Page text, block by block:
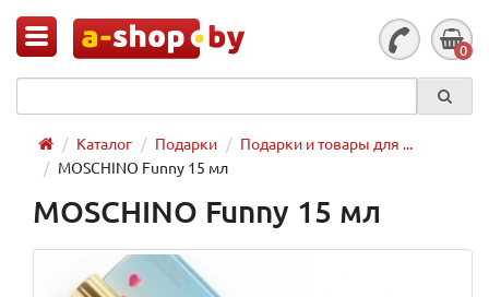
0
Каталог Подарки
Подарки и товары для ...
MOSCHINO Funny 15 мл
MOSCHINO Funny 15 мл